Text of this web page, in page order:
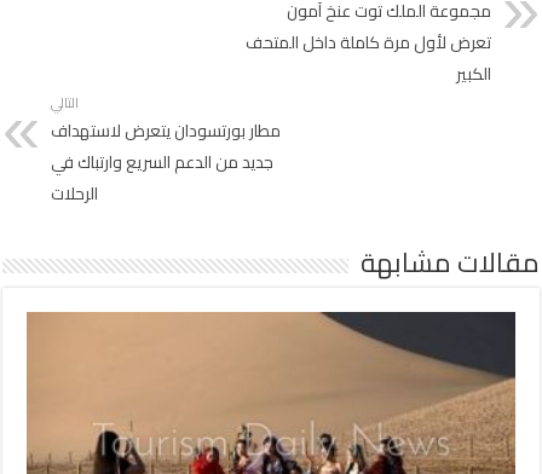
مجموعة الملك توت عنخ آمون
تعرض لأول مرة كاملة داخل المتحف
الكبير
التالي
مطار بورتسودان يتعرض لاستهداف
جديد من الدعم السريع وارتباك في
الرحلات
مقالات مشابهة